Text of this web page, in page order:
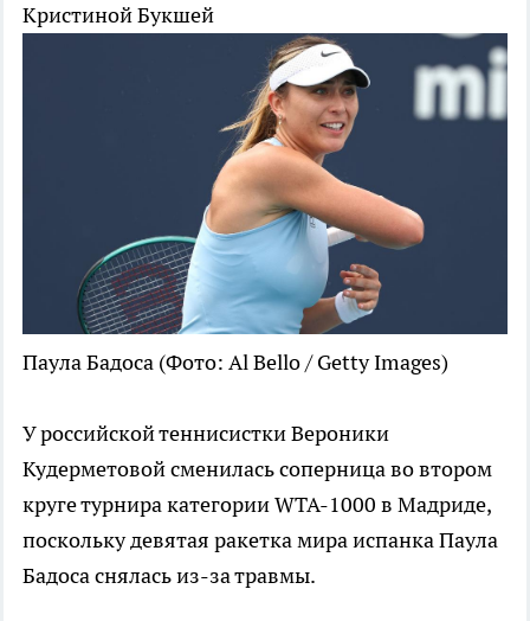
Кристиной Букшей
Паула Бадоса (Фото: Al Bello / Getty Images)
У российской теннисистки Вероники
Кудерметовой сменилась соперница во втором
круге турнира категории WTA-1000 в Мадриде,
поскольку девятая ракетка мира испанка Паула
Бадоса снялась из-за травмы.